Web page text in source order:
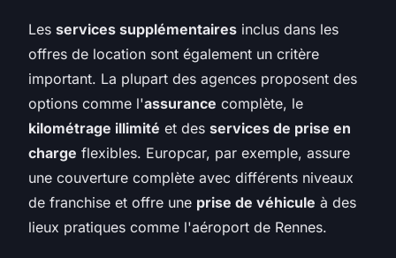
Les services supplémentaires inclus dans les
offres de location sont également un critère
important. La plupart des agences proposent des
options comme l'assurance complète, le
kilométrage illimité et des services de prise en
charge flexibles. Europcar, par exemple, assure
une couverture complète avec différents niveaux
de franchise et offre une prise de véhicule à des
lieux pratiques comme l'aéroport de Rennes.